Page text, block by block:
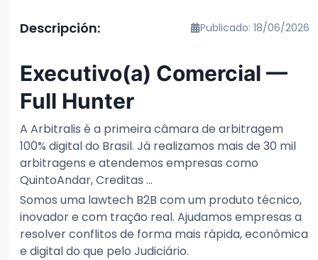
Descripción: Publicado: 18/06/2026
Executivo(a) Comercial —
Full Hunter
A Arbitralis é a primeira câmara de arbitragem
100% digital do Brasil. Já realizamos mais de 30 mil
arbitragens e atendemos empresas como
QuintoAndar, Creditas ...
Somos uma lawtech B2B com um produto técnico,
inovador e com tração real. Ajudamos empresas a
resolver conflitos de forma mais rápida, econômica
e digital do que pelo Judiciário.